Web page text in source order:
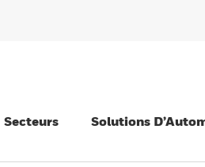
Secteurs Solutions